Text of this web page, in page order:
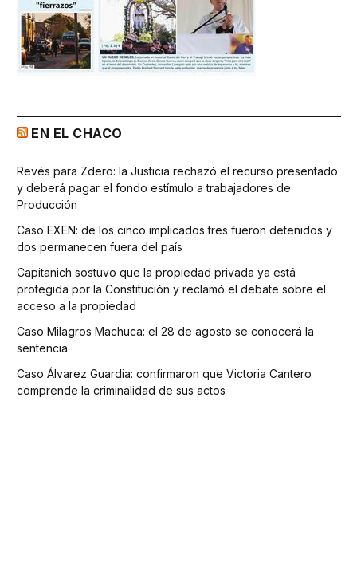
EN EL CHACO
Revés para Zdero: la Justicia rechazó el recurso presentado
y deberá pagar el fondo estímulo a trabajadores de
Producción
Caso EXEN: de los cinco implicados tres fueron detenidos y
dos permanecen fuera del país
Capitanich sostuvo que la propiedad privada ya está
protegida por la Constitución y reclamó el debate sobre el
acceso a la propiedad
Caso Milagros Machuca: el 28 de agosto se conocerá la
sentencia
Caso Álvarez Guardia: confirmaron que Victoria Cantero
comprende la criminalidad de sus actos